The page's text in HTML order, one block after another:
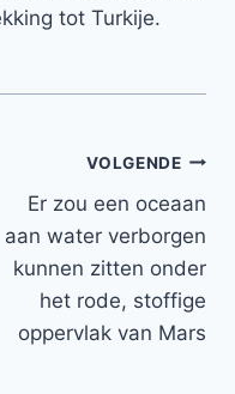
tot Turkije.
VOLGENDE
Er zou een oceaan
aan water verborgen
kunnen zitten onder
het rode, stoffige
oppervlak van Mars